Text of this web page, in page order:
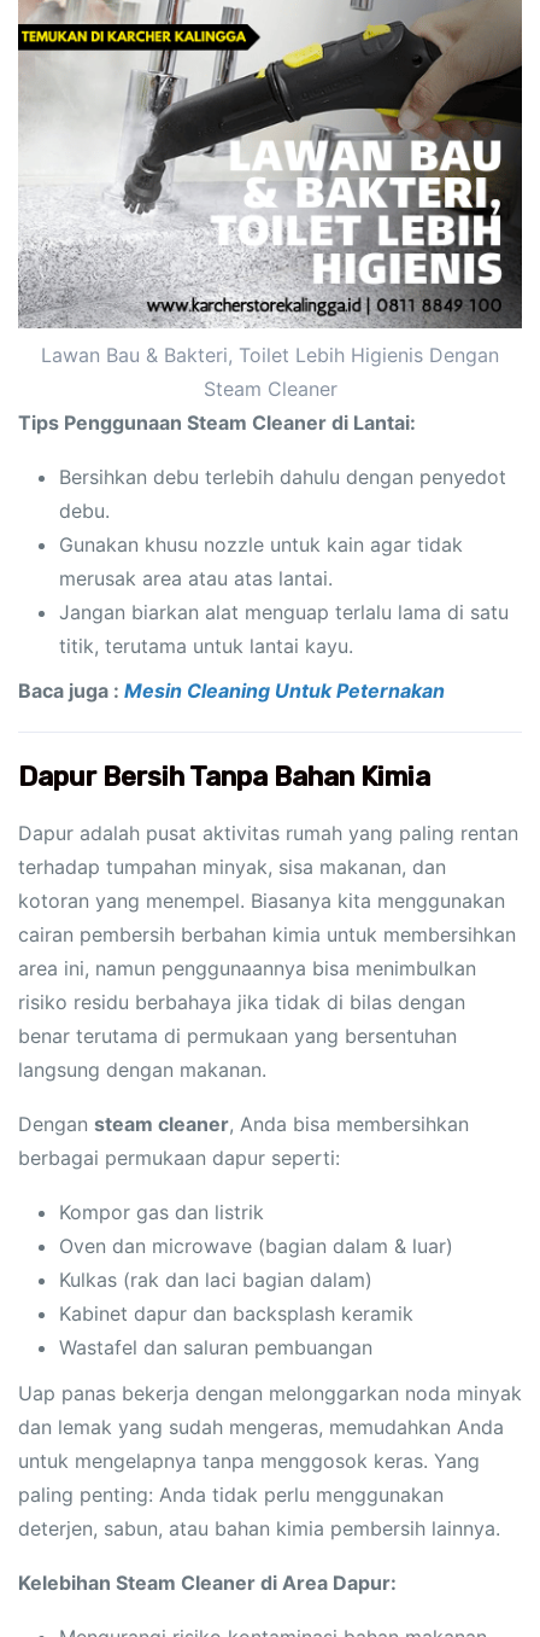
Lawan Bau & Bakteri, Toilet Lebih Higienis Dengan
Steam Cleaner
Tips Penggunaan Steam Cleaner di Lantai:
Bersihkan debu terlebih dahulu dengan penyedot
debu.
Gunakan khusu nozzle untuk kain agar tidak
merusak area atau atas lantai.
Jangan biarkan alat menguap terlalu lama di satu
titik, terutama untuk lantai kayu.
Baca juga : Mesin Cleaning Untuk Peternakan
Dapur Bersih Tanpa Bahan Kimia
Dapur adalah pusat aktivitas rumah yang paling rentan
terhadap tumpahan minyak, sisa makanan, dan
kotoran yang menempel. Biasanya kita menggunakan
cairan pembersih berbahan kimia untuk membersihkan
area ini, namun penggunaannya bisa menimbulkan
risiko residu berbahaya jika tidak di bilas dengan
benar terutama di permukaan yang bersentuhan
langsung dengan makanan.
Dengan steam cleaner, Anda bisa membersihkan
berbagai permukaan dapur seperti:
Kompor gas dan listrik
Oven dan microwave (bagian dalam & luar)
Kulkas (rak dan laci bagian dalam)
Kabinet dapur dan backsplash keramik
Wastafel dan saluran pembuangan
Uap panas bekerja dengan melonggarkan noda minyak
dan lemak yang sudah mengeras, memudahkan Anda
untuk mengelapnya tanpa menggosok keras. Yang
paling penting: Anda tidak perlu menggunakan
deterjen, sabun, atau bahan kimia pembersih lainnya.
Kelebihan Steam Cleaner di Area Dapur: